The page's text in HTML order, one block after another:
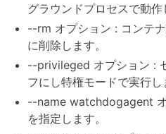
グラウンドプロセスで動作
--rm オプション : コンテ
に削除します。
--privileged オプション :
フにし特権モードで実行し
--name watchdogagent
を指定します。